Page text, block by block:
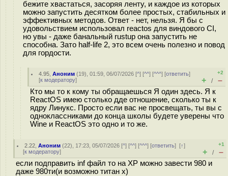
бежите хвастаться, засоряя ленту, и каждое из которых
можно запустить десятком более простых, стабильных и
эффективных методов. Ответ - нет, нельзя. Я бы с
удовольствием использовал reactos для виндового CI,
но увы - даже банальный rustup она запустить не
способна. Зато half-life 2, это всем очень полезно и повод
для гордости.
4.95 ,Аноним (19), 01:59, 06/07/2026 [^] [^^] [^^^] [ответить]
[к модератору]
+2
+ / –
Кто мы то к кому ты обращаешься Я один здесь. Я к
ReactOS имею столько дде отношение, сколько ты к
ядру Линукс. Просто если вас не просвещать, ты вы с
одноклассниками до конца школы будете уверены что
Wine и ReactOS это одно и то же.
2.22 ,Аноним (22), 17:23, 05/07/2026 [^] [^^] [^^^] [ответить][↑]
[к модератору]
+1
+ / –
если подправить inf файл то на ХР можно завести 980 и
даже 980ти(и возможно титан х)